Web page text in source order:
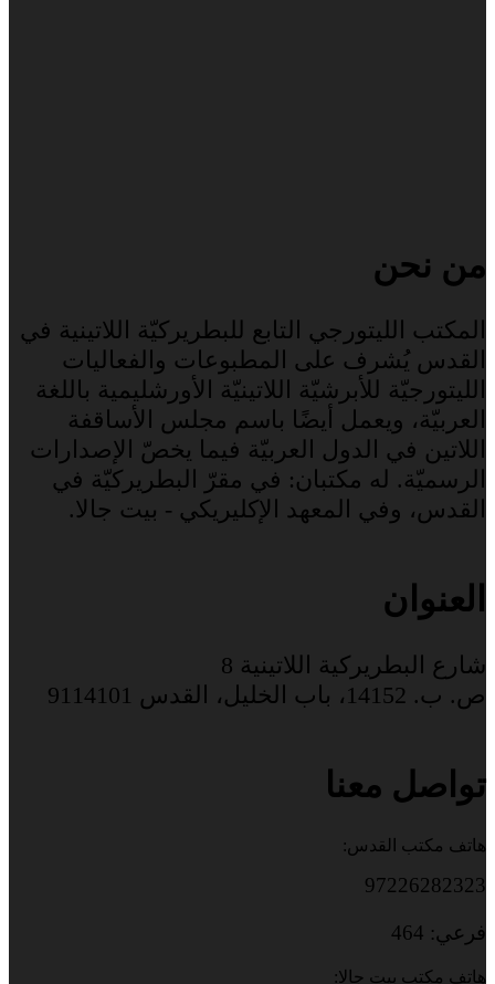
من نحن
المكتب الليتورجي التابع للبطريركيّة اللاتينية في
القدس يُشرف على المطبوعات والفعاليات
الليتورجيّة للأبرشيّة اللاتينيّة الأورشليمية باللغة
العربيّة، ويعمل أيضًا باسم مجلس الأساقفة
اللاتين في الدول العربيّة فيما يخصّ الإصدارات
الرسميّة. له مكتبان: في مقرّ البطريركيّة في
القدس، وفي المعهد الإكليريكي - بيت جالا.
العنوان
شارع البطريركية اللاتينية 8
ص. ب. 14152، باب الخليل، القدس 9114101
تواصل معنا
هاتف مكتب القدس:
97226282323
فرعي: 464
هاتف مكتب بيت جالا: